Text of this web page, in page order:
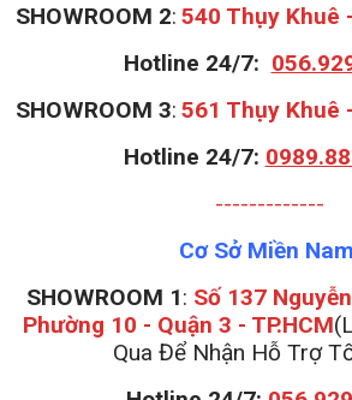
SHOWROOM 2: 540 Thụy Khuê
Hotline 24/7:
SHOWROOM 3: 561 Thụy Khuê
Hotline 24/7:
-------------
Cơ Sở Miền
SHOWROOM 1: Số 137
Phường 10 - Quận 3 - TP.HCM
Qua Để Nhận Hỗ Trợ